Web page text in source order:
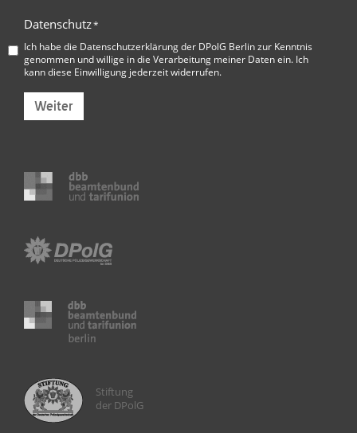
Datenschutz*
Ich habe die Datenschutzerklärung der DPolG Berlinzur Kenntnis
genommen und willige in die Verarbeitung meiner Daten ein. Ich
kann diese Einwilligung jederzeit widerrufen.
Weiter
Stiftung
der DPolG